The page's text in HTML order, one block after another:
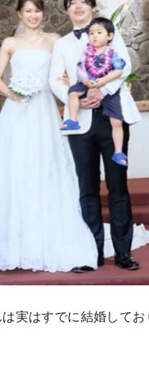
実はすでに結婚して